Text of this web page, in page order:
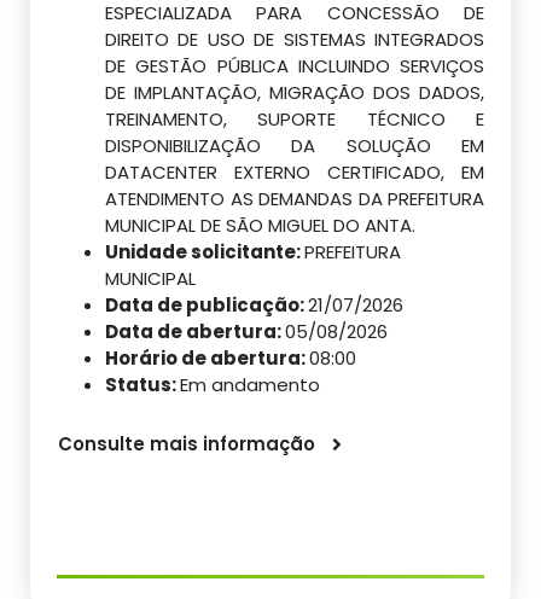
ESPECIALIZADA PARA CONCESSÃO DE
DIREITO DE USO DE SISTEMAS INTEGRADOS
DE GESTÃO PÚBLICA INCLUINDO SERVIÇOS
DE IMPLANTAÇÃO, MIGRAÇÃO DOS DADOS,
TREINAMENTO, SUPORTE TÉCNICO E
DISPONIBILIZAÇÃO DA SOLUÇÃO EM
DATACENTER EXTERNO CERTIFICADO, EM
ATENDIMENTO AS DEMANDAS DA PREFEITURA
MUNICIPAL DE SÃO MIGUEL DO ANTA.
Unidade solicitante:PREFEITURA
MUNICIPAL
Data de publicação:21/07/2026
Data de abertura:05/08/2026
Horário de abertura:08:00
Status:Em andamento
Consulte mais informação